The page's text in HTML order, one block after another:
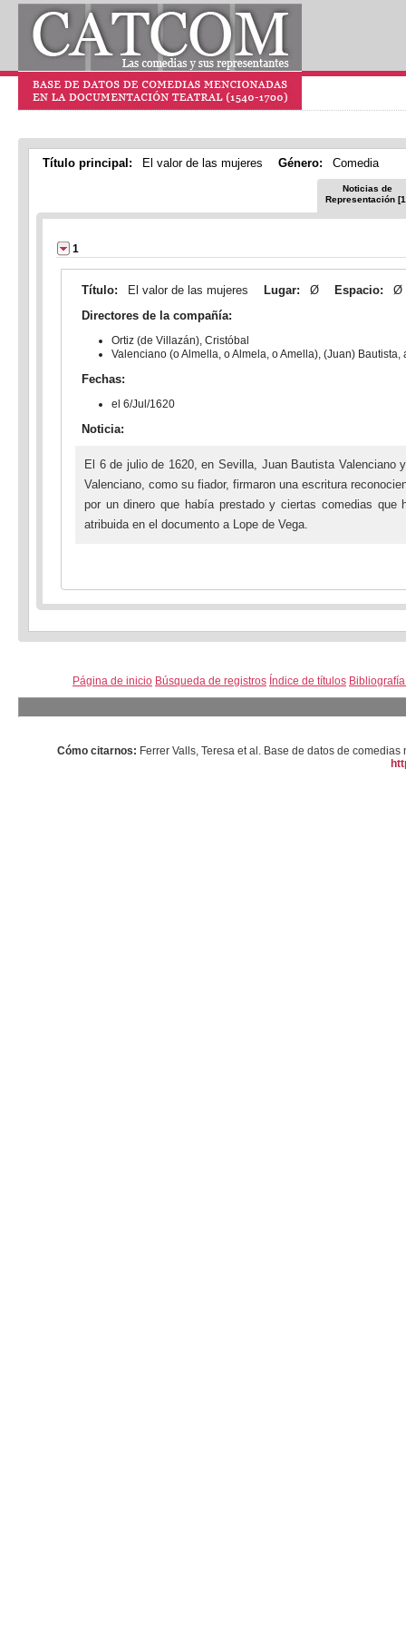
Título principal: El valor de las mujeres Género: Comedia
Noticias de
Representación
1
Título: El valor de las mujeres Lugar: Ø Espacio:
Ø
Directores de la compañía:
Ortiz (de Villazán), Cristóbal
Valenciano (o Almella, o Almela, o Amella), (Juan)
Fechas:
el 6/Jul/1620
Noticia:
El 6 de julio de 1620, en Sevilla, Juan Bautista
Valenciano, como su fiador, firmaron una escritura
por un dinero que había prestado y ciertas comedias
atribuida en el documento a Lope de Vega.
Página de inicio Búsqueda de registros Índice de títulos
Cómo citarnos: Ferrer Valls, Teresa et al. Base de datos de